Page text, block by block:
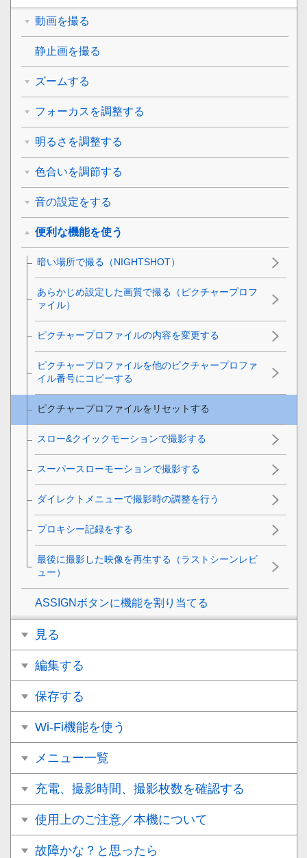
動画を撮る
静止画を撮る
ズームする
フォーカスを調整する
明るさを調整する
色合いを調節する
音の設定をする
便利な機能を使う
暗い場所で撮る（NIGHTSHOT）
あらかじめ設定した画質で撮る（ピクチャープロフ
ァイル）
ピクチャープロファイルの内容を変更する
ピクチャープロファイルを他のピクチャープロファ
イル番号にコピーする
ピクチャープロファイルをリセットする
スロー&クイックモーションで撮影する
スーパースローモーションで撮影する
ダイレクトメニューで撮影時の調整を行う
プロキシー記録をする
最後に撮影した映像を再生する（ラストシーンレビ
ュー）
ASSIGNボタンに機能を割り当てる
見る
編集する
保存する
Wi-Fi機能を使う
メニュー一覧
充電、撮影時間、撮影枚数を確認する
使用上のご注意／本機について
故障かな？と思ったら